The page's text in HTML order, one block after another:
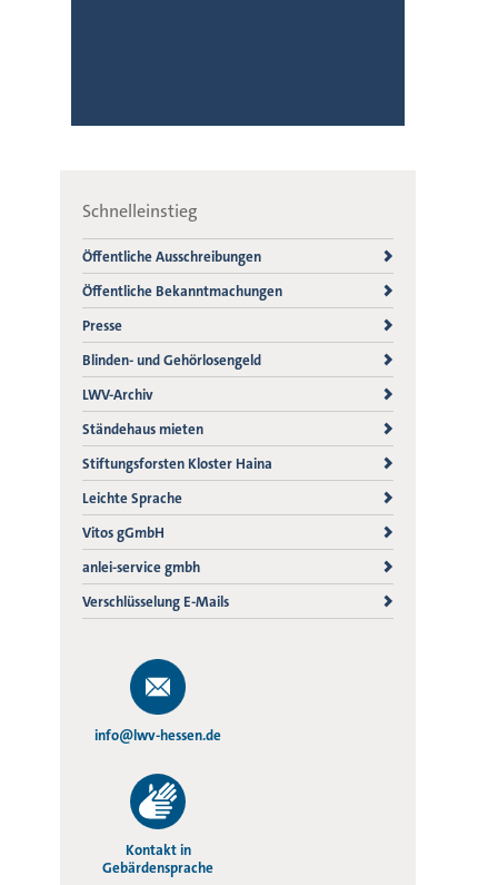
Schnelleinstieg
Öffentliche Ausschreibungen
Öffentliche Bekanntmachungen
Presse
Blinden- und Gehörlosengeld
LWV-Archiv
Ständehaus mieten
Stiftungsforsten Kloster Haina
Leichte Sprache
Vitos gGmbH
anlei-service gmbh
Verschlüsselung E-Mails
info@lwv-hessen.de
Kontakt in
Gebärdensprache